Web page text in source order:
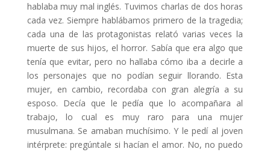
hablaba muy mal inglés. Tuvimos charlas de dos horas
cada vez. Siempre hablábamos primero de la tragedia;
cada una de las protagonistas relató varias veces la
muerte de sus hijos, el horror. Sabía que era algo que
tenía que evitar, pero no hallaba cómo iba a decirle a
los personajes que no podían seguir llorando. Esta
mujer, en cambio, recordaba con gran alegría a su
esposo. Decía que le pedía que lo acompañara al
trabajo, lo cual es muy raro para una mujer
musulmana. Se amaban muchísimo. Y le pedí al joven
intérprete: pregúntale si hacían el amor. No, no puedo